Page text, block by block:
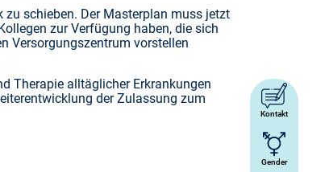
schieben. Der Masterplan muss jetzt
zur Verfügung haben, die sich
Versorgungszentrum vorstellen
Therapie alltäglicher Erkrankungen
der Zulassung zum
Kontakt
Gender